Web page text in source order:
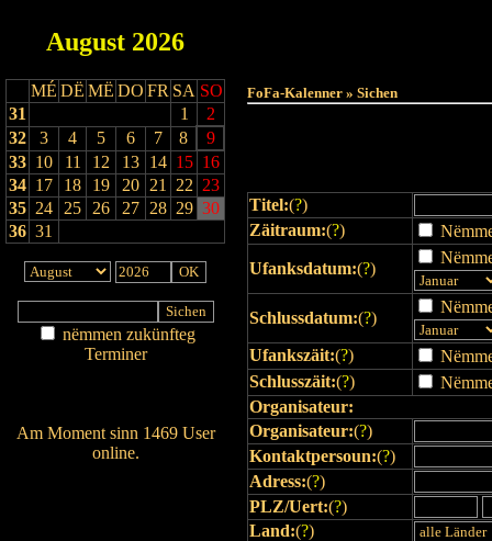
August 2026
MÉ DË MË DO FR SA SO
31
1
2
32
3 4 5 6 7 8
9
33 10 11 12 13 14 15 16
34 17 18 19 20 21 22 23
35 24 25 26 27 28 29 30
36 31
nëmmen zukünfteg
Terminer
Am Moment sinn 1469 User
online.
FoFa-Kalenner » Sichen
Titel:(?)
Zäitraum:(?)
Ufanksdatum:(?)
Schlussdatum:(?)
Ufankszäit:(?)
Schlusszäit:(?)
Organisateur:
Organisateur:(?)
Kontaktpersoun:(?)
Adress:(?)
PLZ/Uert:(?)
Land:(?)